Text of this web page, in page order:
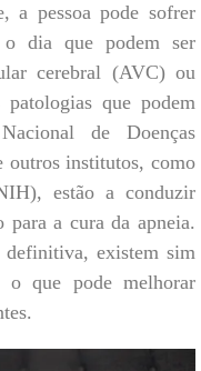
a pessoa pode sofrer
o dia que podem ser
cerebral (AVC) ou
patologias que podem
de Doenças
outros institutos, como
estão a conduzir
para a cura da apneia.
definitiva, existem sim
o que pode melhorar